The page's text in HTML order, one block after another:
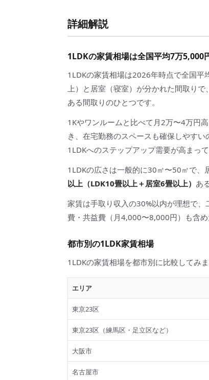
詳細解説
1LDKの家賃相場は全国平均7万5,000
1LDKの家賃相場は2026年時点で全国
上）と居室（寝室）が分かれた間取り
ある間取りのひとつです。
1Kやワンルームと比べて月2万〜4万円
き、在宅勤務のスペースも確保しやす
1LDKへのステップアップ需要が高まって
1LDKの広さは一般的に30㎡〜50㎡で
以上（LDK10畳以上＋居室6畳以上） あ
家賃は手取り収入の30%以内が理想で
費・共益費（月4,000〜8,000円）も含
都市別の1LDK家賃相場
1LDKの家賃相場を都市別に比較してみま
エリア
東京23区
東京23区（練馬区・足立区など）
大阪市
名古屋市